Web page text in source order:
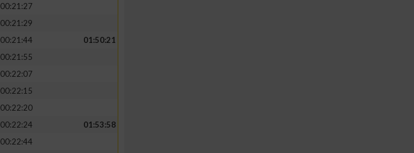
00:21:27
00:21:29
00:21:44
01:50:21
00:21:55
00:22:07
00:22:15
00:22:20
00:22:24
01:53:58
00:22:44